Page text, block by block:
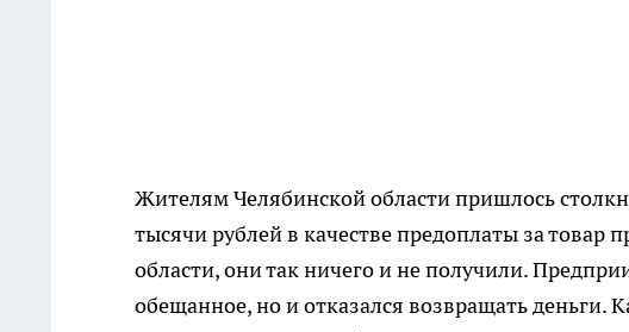
Жителям Челябинской области пришлось
тысячи рублей в качестве предоплаты за товар
области, они так ничего и не получили.
обещанное, но и отказался возвращать деньги.